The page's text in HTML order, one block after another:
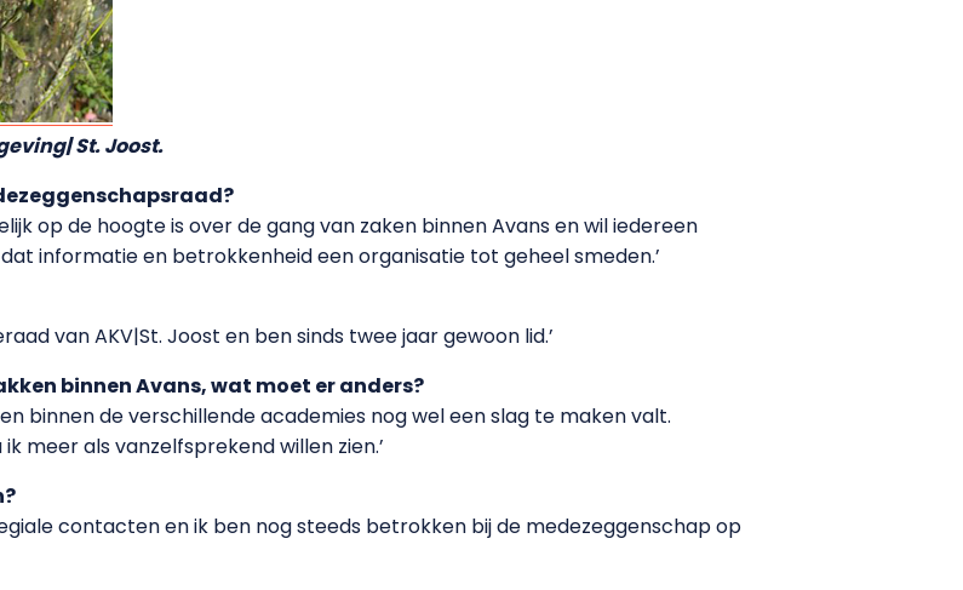
St. Joost.
op de hoogte is over de gang van zaken binnen Avans en wil iedereen
informatie en betrokkenheid een organisatie tot geheel smeden.’
van AKV|St. Joost en ben sinds twee jaar gewoon lid.’
binnen Avans, wat moet er anders?
binnen de verschillende academies nog wel een slag te maken valt.
meer als vanzelfsprekend willen zien.’
contacten en ik ben nog steeds betrokken bij de medezeggenschap op